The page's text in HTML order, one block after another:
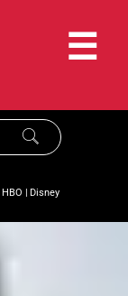
☰
HBO |Disney